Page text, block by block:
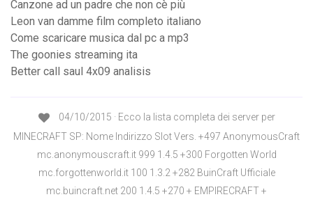
Canzone ad un padre che non cè più
Leon van damme film completo italiano
Come scaricare musica dal pc a mp3
The goonies streaming ita
Better call saul 4x09 analisis
04/10/2015 · Ecco la lista completa dei server per
MINECRAFT SP: Nome Indirizzo Slot Vers. +497 AnonymousCraft
mc.anonymouscraft.it 999 1.4.5 +300 Forgotten World
mc.forgottenworld.it 100 1.3.2 +282 BuinCraft Ufficiale
mc.buincraft.net 200 1.4.5 +270 + EMPIRECRAFT +